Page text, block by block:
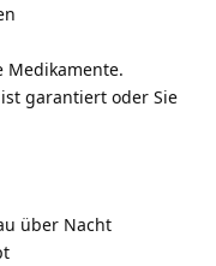
Medikamente.
garantiert oder Sie
über Nacht